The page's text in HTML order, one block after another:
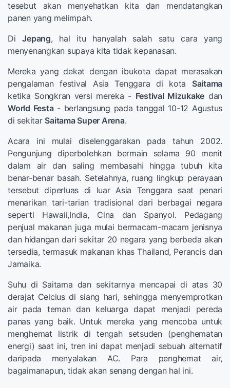
tesebut akan menyehatkan kita dan mendatangkan
panen yang melimpah.
DiJepang, hal itu hanyalah salah satu cara yang
menyenangkan supaya kita tidak kepanasan.
Mereka yang dekat dengan ibukota dapat merasakan
pengalaman festival Asia Tenggara di kota Saitama
ketika Songkran versi mereka - Festival Mizukake dan
World Festa- berlangsung pada tanggal 10-12 Agustus
di sekitar Saitama Super Arena.
Acara ini mulai diselenggarakan pada tahun 2002.
Pengunjung diperbolehkan bermain selama 90 menit
dalam air dan saling membasahi hingga tubuh kita
benar-benar basah. Setelahnya, ruang lingkup perayaan
tersebut diperluas di luar Asia Tenggara saat penari
menarikan tari-tarian tradisional dari berbagai negara
seperti Hawaii,India, Cina dan Spanyol. Pedagang
penjual makanan juga mulai bermacam-macam jenisnya
dan hidangan dari sekitar 20 negara yang berbeda akan
tersedia, termasuk makanan khas Thailand, Perancis dan
Jamaika.
Suhu di Saitama dan sekitarnya mencapai di atas 30
derajat Celcius di siang hari, sehingga menyemprotkan
air pada teman dan keluarga dapat menjadi pereda
panas yang baik. Untuk mereka yang mencoba untuk
menghemat listrik di tengah setsuden (penghematan
energi) saat ini, tren ini dapat menjadi sebuah alternatif
daripada menyalakan AC. Para penghemat air,
bagaimanapun, tidak akan senang dengan hal ini.